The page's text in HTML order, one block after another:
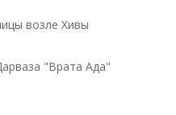
возле Хивы
"Врата Ада"